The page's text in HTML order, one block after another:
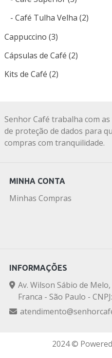
- Café Tulha Velha (2)
Cappuccino (3)
Cápsulas de Café (2)
Kits de Café (2)
Senhor Café trabalha com
de proteção de dados para
compras com tranquilidade.
MINHA CONTA
Minhas Compras
INFORMAÇÕES
Av. Wilson Sábio de
Franca - São Paulo -
2024 ©